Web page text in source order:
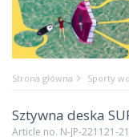
Strona główna Sporty
Sztywna deska
Article no. N-JP-221121-